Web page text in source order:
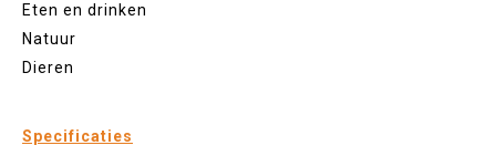
Eten en drinken
Natuur
Dieren
Specificaties